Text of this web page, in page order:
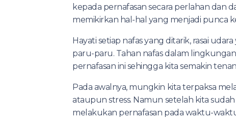
kepada pernafasan secara perlahan dan
memikirkan hal-hal yang menjadi punca
Hayati setiap nafas yang ditarik, rasai
paru-paru. Tahan nafas dalam
pernafasan ini sehingga kita semakin
Pada awalnya, mungkin kita terpaksa
ataupun stress. Namun setelah kita
melakukan pernafasan pada waktu-